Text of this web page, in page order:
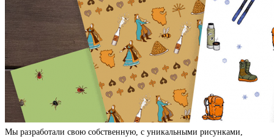
Мы разработали свою собственную, с уникальными рисунками,